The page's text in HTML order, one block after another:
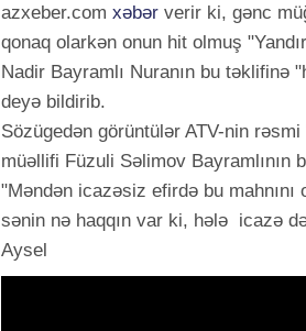
azxeber.com xəbər verir ki, gənc
qonaq olarkən onun hit olmuş
Nadir Bayramlı Nuranın bu
deyə bildirib.
Sözügedən görüntülər ATV-nin rəsmi
müəllifi Füzuli Səlimov
"Məndən icazəsiz efirdə bu
sənin nə haqqın var ki, hələ icazə
Aysel